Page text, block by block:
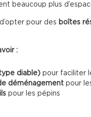
beaucoup plus
pour des boîtes
:
diable) pour faciliter
déménagement pour
pour les pépins